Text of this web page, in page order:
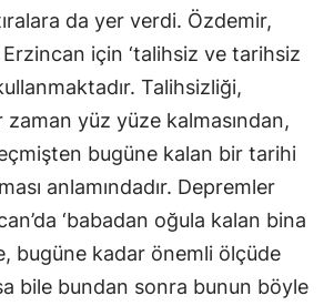
da yer verdi. Özdemir,
için ‘talihsiz ve tarihsiz
Talihsizliği,
yüz yüze kalmasından,
bugüne kalan bir tarihi
anlamındadır. Depremler
‘babadan oğula kalan bina
bugüne kadar önemli ölçüde
bile bundan sonra bunun böyle